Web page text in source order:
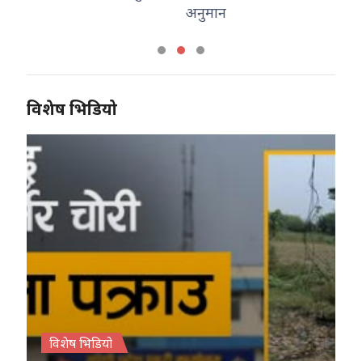
अनुमान
विशेष भिडियो
विशेष भिडियो